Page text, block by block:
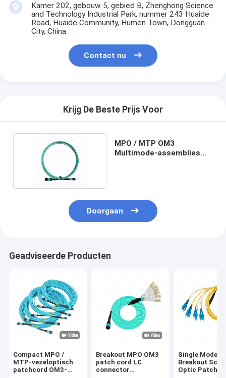
Kamer 202, gebouw 5, gebied B, Zhenghong Science
and Technology Industrial Park, nummer 243 Huaide
Road, Huaide Community, Humen Town, Dongguan
City, China
Contact nu
Krijg De Beste Prijs Voor
MPO / MTP OM3
Multimode-assemblies
Doorgaan
Geadviseerde Producten
Compact MPO /
MTP-vezeloptisch
patchcord OM3-
Breakout MPO OM3
patch cord LC
connector
Single Mode
Breakout Sc
Optic Patch